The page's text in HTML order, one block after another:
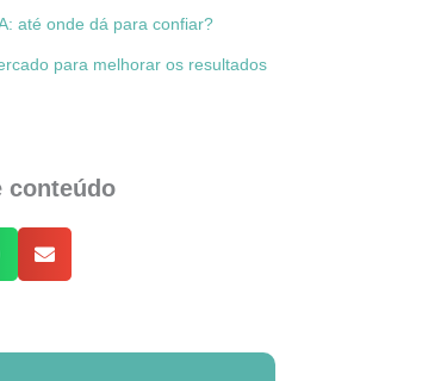
até onde dá para confiar?
para melhorar os resultados
conteúdo